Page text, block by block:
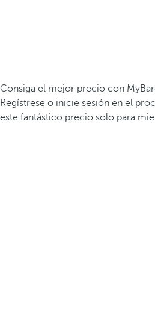
Consiga el mejor precio con
Regístrese o inicie sesión en el
este fantástico precio solo para